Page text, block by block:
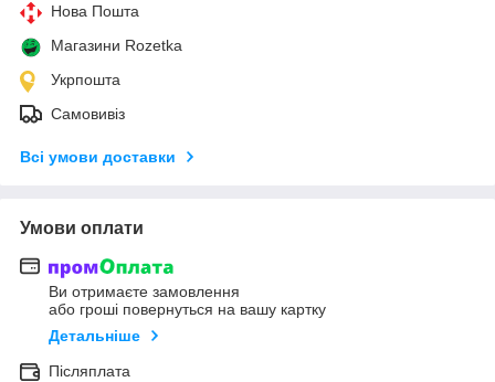
Нова Пошта
Магазини Rozetka
Укрпошта
Самовивіз
Всі умови доставки
Умови оплати
Ви отримаєте замовлення
або гроші повернуться на вашу картку
Детальніше
Післяплата